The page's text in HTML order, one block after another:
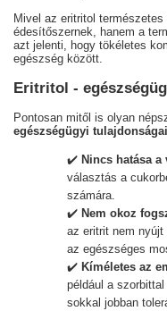
Mivel az eritritol
édesítőszernek, hanem a
azt jelenti, hogy tökéletes
egészség között.
Eritritol -
Pontosan mitől is olyan
egészségügyi tulajdonságai
✔️ Nincs hatása
választás a
számára.
✔️ Nem okoz
az eritrit nem
az egészséges
✔️ Kíméletes az
például a
sokkal jobban